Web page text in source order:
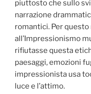
piuttosto che sullo
narrazione
romantici. Per
all’Impressionismo
rifiutasse questa
paesaggi, emozioni
impressionista usa
luce e l’attimo.